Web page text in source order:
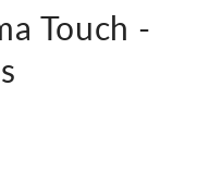
Touch -